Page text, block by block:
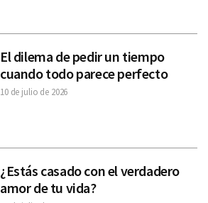
El dilema de pedir un tiempo
cuando todo parece perfecto
10 de julio de 2026
¿Estás casado con el verdadero
amor de tu vida?